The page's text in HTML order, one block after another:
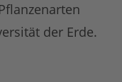
der Erde.